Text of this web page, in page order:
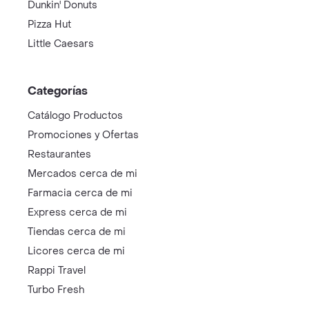
Dunkin' Donuts
Pizza Hut
Little Caesars
Categorías
Catálogo Productos
Promociones y Ofertas
Restaurantes
Mercados cerca de mi
Farmacia cerca de mi
Express cerca de mi
Tiendas cerca de mi
Licores cerca de mi
Rappi Travel
Turbo Fresh